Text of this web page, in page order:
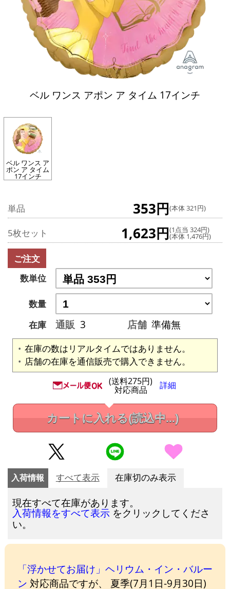
ベル ワンス アポン ア タイム 17インチ
ベル ワンス ア
ポン ア タイム
17インチ
単品 353円(本体 321円)
5枚セット 1,623円(1点当 324円)
(本体 1,476円)
ご注文
数単位
数量
在庫
通販 3 店舗 準備無
在庫の数はリアルタイムではありません。
店舗の在庫を通信販売で購入できません。
(送料275円)
対応商品 詳細
カートに入れる(読込中...)
入荷情報 すべて表示 在庫切のみ表示
現在すべて在庫があります。
入荷情報をすべて表示 をクリックしてくださ
い。
「浮かせてお届け」ヘリウム・イン・バルー
ン 対応商品ですが、 夏季(7月1日-9月30日)